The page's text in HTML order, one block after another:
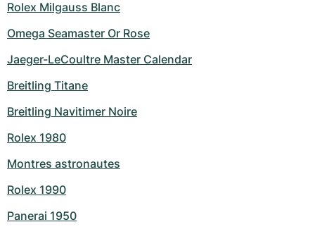
Rolex Milgauss Blanc
Omega Seamaster Or Rose
Jaeger-LeCoultre Master Calendar
Breitling Titane
Breitling Navitimer Noire
Rolex 1980
Montres astronautes
Rolex 1990
Panerai 1950